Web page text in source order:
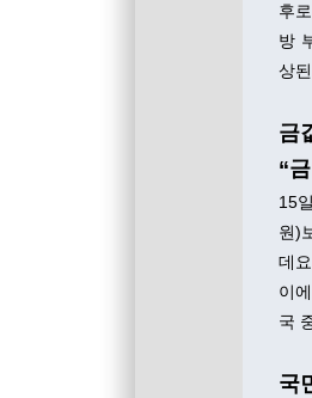
후
방
상
금
“
15
원)
데
이
국
국